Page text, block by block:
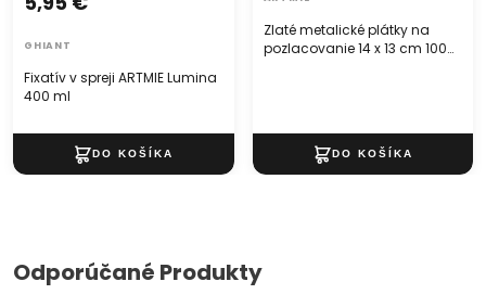
Fixatív v spreji ARTMIE Lumina
400 ml
GHIANT
Zlaté metalické plátky na
pozlacovanie 14 x 13 cm 100
Odporúčané Produkty